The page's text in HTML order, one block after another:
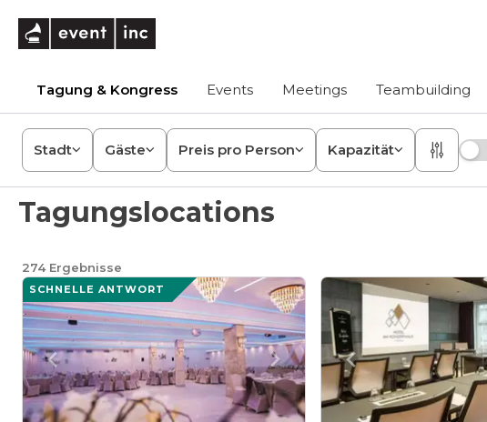
Tagung & Kongress Events Meetings Teambuilding
Stadt Gäste Preis pro Person Kapazität
Tagungslocations
274 Ergebnisse
SCHNELLE ANTWORT